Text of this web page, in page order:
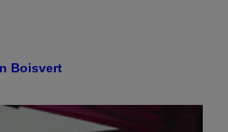
Boisvert